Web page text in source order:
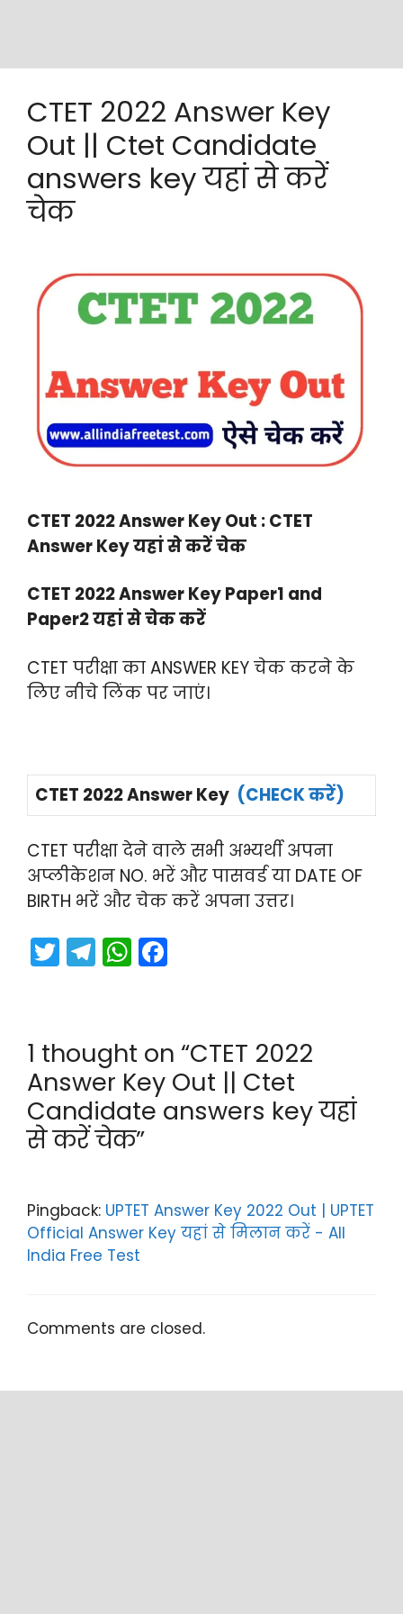
CTET 2022 Answer Key
Out || Ctet Candidate
answers key यहां से करें
चेक
CTET 2022 Answer Key Out : CTET
Answer Key यहां से करें चेक
CTET 2022 Answer Key Paper1 and
Paper2 यहां से चेक करें
CTET परीक्षा का ANSWER KEY चेक करने के
लिए नीचे लिंक पर जाएं।
CTET 2022 Answer Key (CHECK करें)
CTET परीक्षा देने वाले सभी अभ्यर्थी अपना
अप्लीकेशन NO. भरें और पासवर्ड या DATE OF
BIRTH भरें और चेक करें अपना उत्तर।
T
w
er
T
el
gr
a
m
W
h
ts
A
p
p
e
b
o
o
1 thought on “CTET 2022
Answer Key Out || Ctet
Candidate answers key यहां
से करें चेक”
Pingback: UPTET Answer Key 2022 Out | UPTET
Official Answer Key यहां से मिलान करें - All
India Free Test
Comments are closed.